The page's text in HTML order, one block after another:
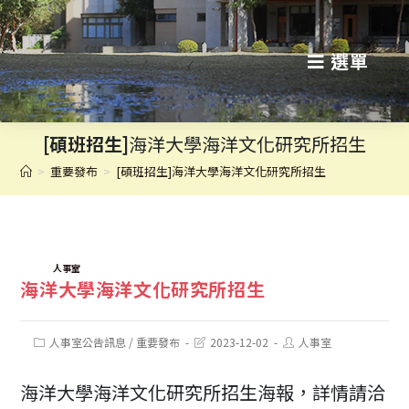
跳
轉
至
主
選單
[碩班招生]海洋大學海洋文化研究所招生
> 重要發布 > [碩班招生]海洋大學海洋文化研究所招生
人事室
海洋大學海洋文化研究所招生
Post人事室公告訊息 / 重要發布
Post2023-12-02
Post人事室
海洋大學海洋文化研究所招生海報，詳情請洽